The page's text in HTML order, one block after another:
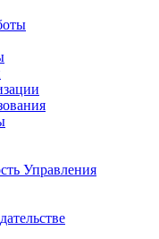
Управления